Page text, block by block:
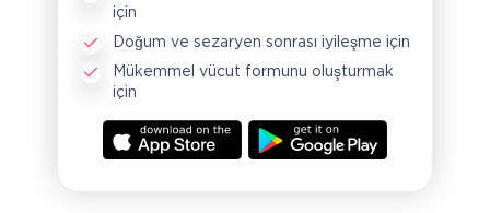
için
Doğum ve sezaryen sonrası iyileşme için
Mükemmel vücut formunu oluşturmak
için